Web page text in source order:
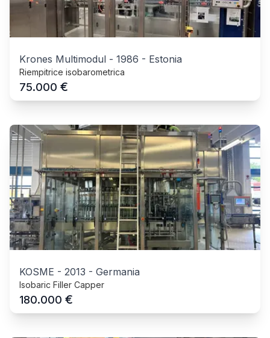
Krones Multimodul - 1986 - Estonia
Riempitrice isobarometrica
75.000 €
KOSME - 2013 - Germania
Isobaric Filler Capper
180.000 €